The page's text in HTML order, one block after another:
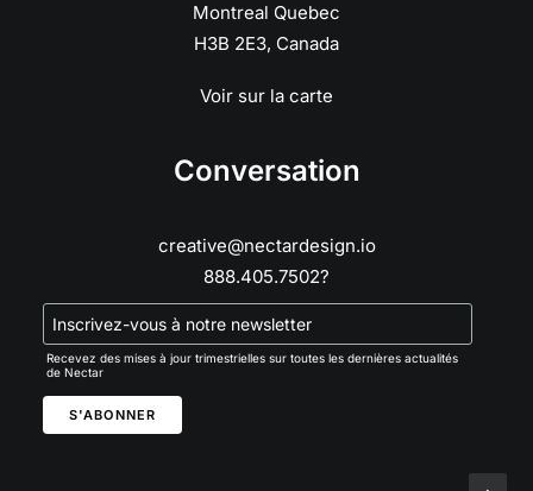
Montreal Quebec
H3B 2E3, Canada
Voir sur la carte
Conversation
creative@nectardesign.io
888.405.7502?
Recevez des mises à jour trimestrielles sur toutes les dernières actualités
de Nectar